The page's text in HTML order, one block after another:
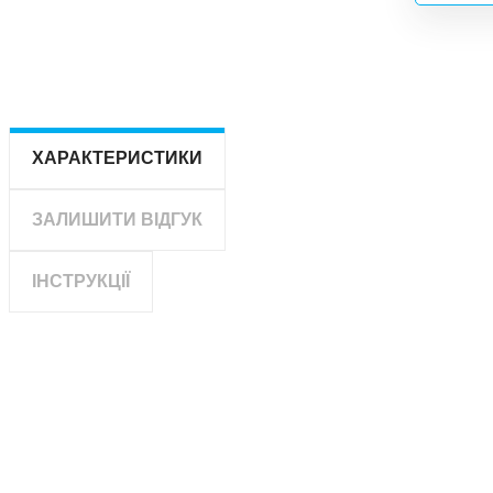
ХАРАКТЕРИСТИКИ
ЗАЛИШИТИ ВІДГУК
ІНСТРУКЦІЇ